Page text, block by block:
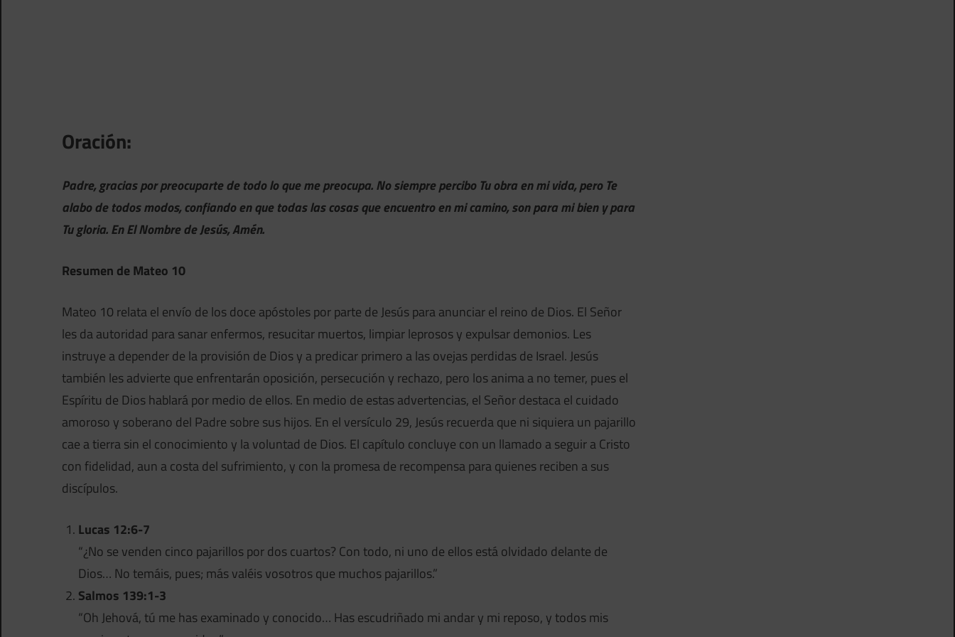
Oración:
Padre, gracias por preocuparte de todo lo que me preocupa. No siempre percibo Tu obra en mi vida, pero Te
alabo de todos modos, confiando en que todas las cosas que encuentro en mi camino, son para mi bien y para
Tu gloria. En El Nombre de Jesús, Amén.
Resumen de Mateo 10
Mateo 10 relata el envío de los doce apóstoles por parte de Jesús para anunciar el reino de Dios. El Señor
les da autoridad para sanar enfermos, resucitar muertos, limpiar leprosos y expulsar demonios. Les
instruye a depender de la provisión de Dios y a predicar primero a las ovejas perdidas de Israel. Jesús
también les advierte que enfrentarán oposición, persecución y rechazo, pero los anima a no temer, pues el
Espíritu de Dios hablará por medio de ellos. En medio de estas advertencias, el Señor destaca el cuidado
amoroso y soberano del Padre sobre sus hijos. En el versículo 29, Jesús recuerda que ni siquiera un pajarillo
cae a tierra sin el conocimiento y la voluntad de Dios. El capítulo concluye con un llamado a seguir a Cristo
con fidelidad, aun a costa del sufrimiento, y con la promesa de recompensa para quienes reciben a sus
discípulos.
Lucas 12:6-7
“¿No se venden cinco pajarillos por dos cuartos? Con todo, ni uno de ellos está olvidado delante de
Dios… No temáis, pues; más valéis vosotros que muchos pajarillos.”
Salmos 139:1-3
“Oh Jehová, tú me has examinado y conocido… Has escudriñado mi andar y mi reposo, y todos mis